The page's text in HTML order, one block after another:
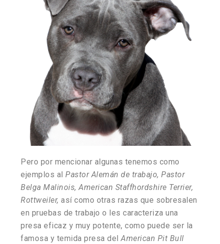
Pero por mencionar algunas tenemos como
ejemplos alPastor Alemán de trabajo, Pastor
Belga Malinois, American Staffhordshire Terrier,
Rottweiler, así como otras razas que sobresalen
en pruebas de trabajo o les caracteriza una
presa eficaz y muy potente, como puede ser la
famosa y temida presa delAmerican Pit Bull